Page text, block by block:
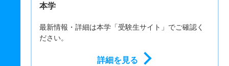
本学
最新情報・詳細は本学「受験生サイト」でご確認く
ださい。
詳細を見る